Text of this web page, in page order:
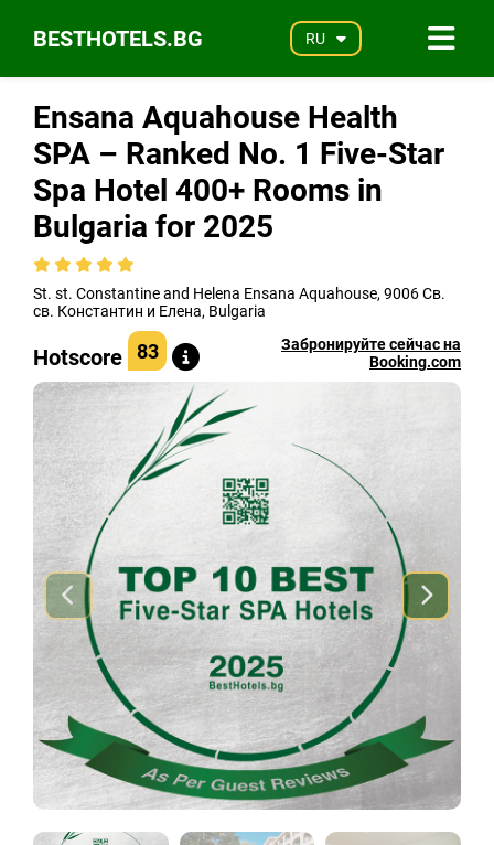
BESTHOTELS.BG RU
Ensana Aquahouse Health
SPA – Ranked No. 1 Five-Star
Spa Hotel 400+ Rooms in
Bulgaria for 2025
St. st. Constantine and Helena Ensana Aquahouse, 9006 Св.
св. Константин и Елена, Bulgaria
Hotscore 83
Забронируйте сейчас на
Booking.com